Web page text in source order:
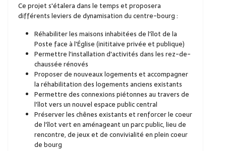
Ce projet s'étalera dans le temps et proposera
différents leviers de dynamisation du centre-bourg :
Réhabiliter les maisons inhabitées de l'îlot de la
Poste face à l'Église (inititaive privée et publique)
Permettre l'installation d'activités dans les rez-de-
chaussée rénovés
Proposer de nouveaux logements et accompagner
la réhabilitation des logements anciens existants
Permettre des connexions piétonnes au travers de
l'îlot vers un nouvel espace public central
Préserver les chênes existants et renforcer le coeur
de l'îlot vert en aménageant un parc public, lieu de
rencontre, de jeux et de convivialité en plein coeur
de bourg